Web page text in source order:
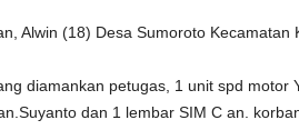
Alwin (18) Desa Sumoroto Kecamatan
diamankan petugas, 1 unit spd motor
dan 1 lembar SIM C an.